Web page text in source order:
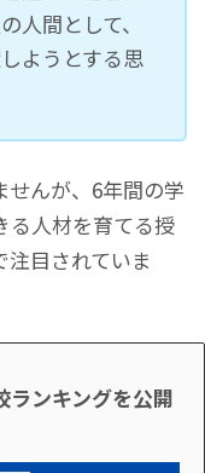
人間として、
ようとする思
んが、6年間の学
る人材を育てる授
目されていま
ランキングを公開